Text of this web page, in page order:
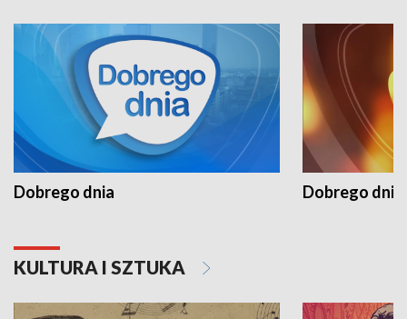
Dobrego dnia Dobrego dnia
KULTURA I SZTUKA